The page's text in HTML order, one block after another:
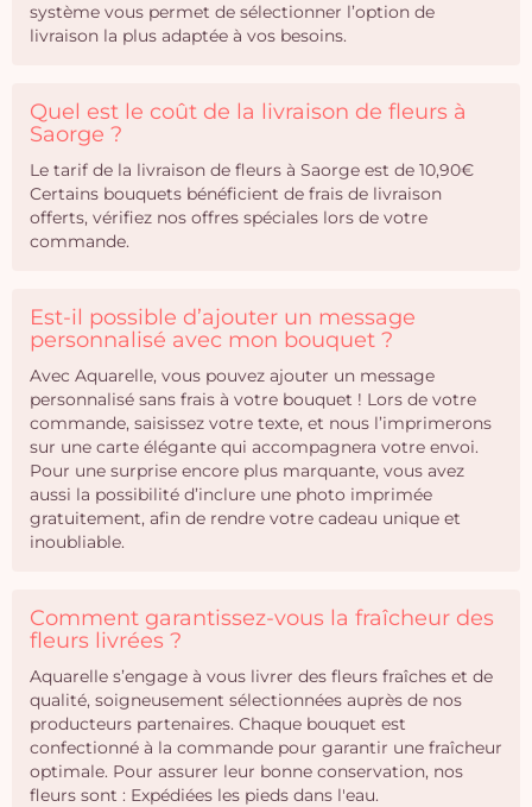
système vous permet de sélectionner l’option de
livraison la plus adaptée à vos besoins.
Quel est le coût de la livraison de fleurs à
Saorge ?
Le tarif de la livraison de fleurs à Saorge est de 10,90€
Certains bouquets bénéficient de frais de livraison
offerts, vérifiez nos offres spéciales lors de votre
commande.
Est-il possible d’ajouter un message
personnalisé avec mon bouquet ?
Avec Aquarelle, vous pouvez ajouter un message
personnalisé sans frais à votre bouquet ! Lors de votre
commande, saisissez votre texte, et nous l’imprimerons
sur une carte élégante qui accompagnera votre envoi.
Pour une surprise encore plus marquante, vous avez
aussi la possibilité d’inclure une photo imprimée
gratuitement, afin de rendre votre cadeau unique et
inoubliable.
Comment garantissez-vous la fraîcheur des
fleurs livrées ?
Aquarelle s’engage à vous livrer des fleurs fraîches et de
qualité, soigneusement sélectionnées auprès de nos
producteurs partenaires. Chaque bouquet est
confectionné à la commande pour garantir une fraîcheur
optimale. Pour assurer leur bonne conservation, nos
fleurs sont : Expédiées les pieds dans l'eau.